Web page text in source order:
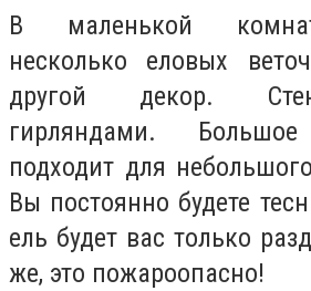
В маленькой
несколько еловых
другой декор.
гирляндами.
подходит для
Вы постоянно будете
ель будет вас только
же, это пожароопасно!